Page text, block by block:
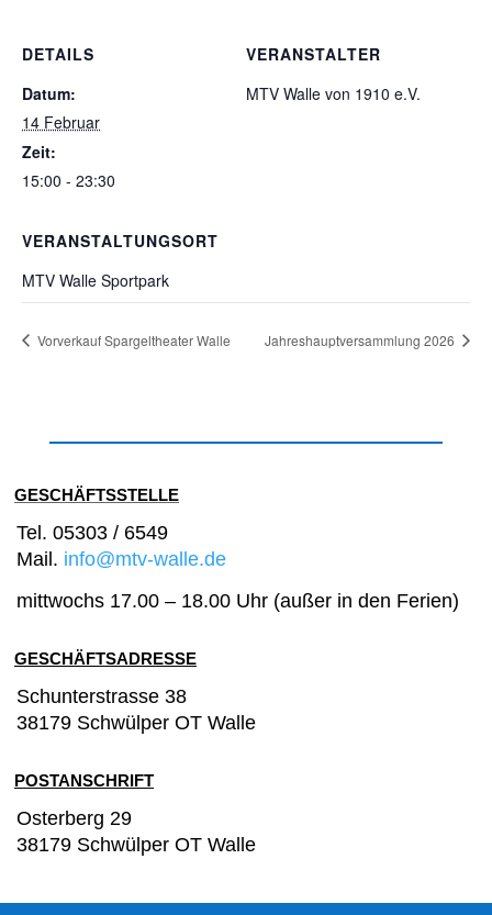
DETAILS
Datum:
14 Februar
Zeit:
15:00 - 23:30
VERANSTALTER
MTV Walle von 1910 e.V.
VERANSTALTUNGSORT
MTV Walle Sportpark
Vorverkauf Spargeltheater Walle Jahreshauptversammlung 2026
GESCHÄFTSSTELLE
Tel. 05303 / 6549
Mail. info@mtv-walle.de
mittwochs 17.00 – 18.00 Uhr (außer in den Ferien)
GESCHÄFTSADRESSE
Schunterstrasse 38
38179 Schwülper OT Walle
POSTANSCHRIFT
Osterberg 29
38179 Schwülper OT Walle